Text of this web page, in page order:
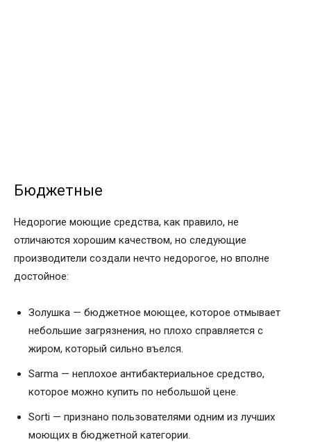
Бюджетные
Недорогие моющие средства, как правило, не
отличаются хорошим качеством, но следующие
производители создали нечто недорогое, но вполне
достойное:
Золушка — бюджетное моющее, которое отмывает
небольшие загрязнения, но плохо справляется с
жиром, который сильно въелся.
Sarma — неплохое антибактериальное средство,
которое можно купить по небольшой цене.
Sorti — признано пользователями одним из лучших
моющих в бюджетной категории.